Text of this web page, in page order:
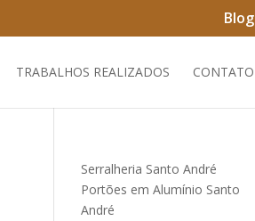
Blog
TRABALHOS REALIZADOS CONTATO
Serralheria Santo André
Portões em Alumínio Santo
André